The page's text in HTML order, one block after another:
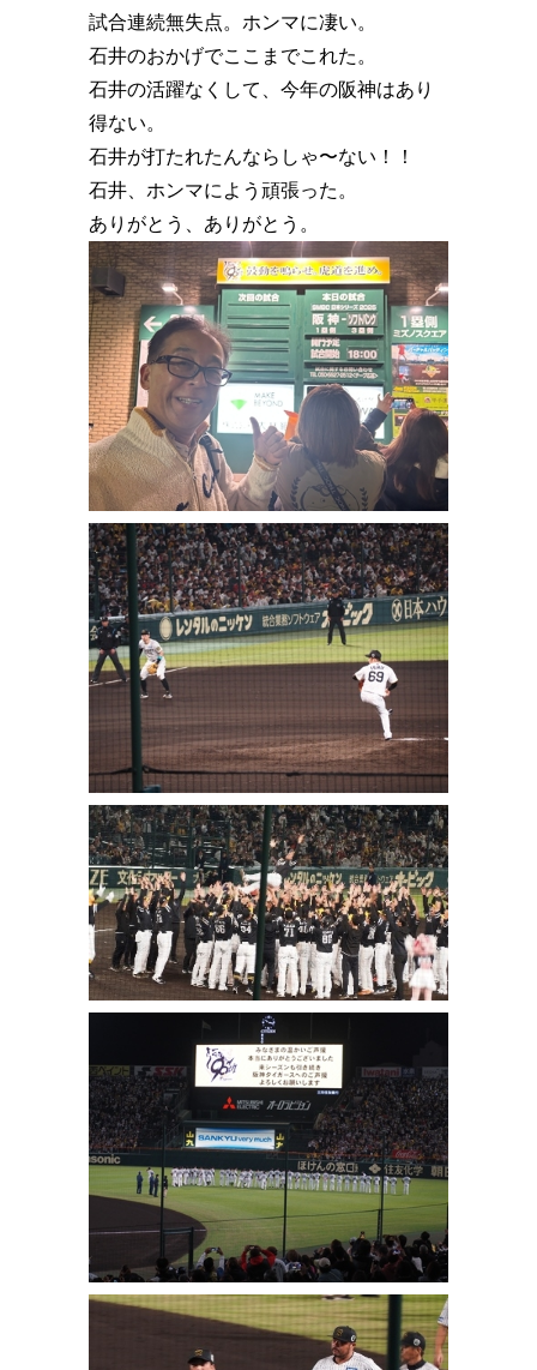
試合連続無失点。ホンマに凄い。
石井のおかげでここまでこれた。
石井の活躍なくして、今年の阪神はあり
得ない。
石井が打たれたんならしゃ〜ない！！
石井、ホンマによう頑張った。
ありがとう、ありがとう。